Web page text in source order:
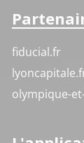
fiducial.fr
olympique-